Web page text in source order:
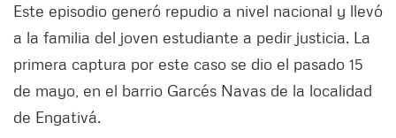
Este episodio generó repudio a nivel nacional y llevó
a la familia del joven estudiante a pedir justicia. La
primera captura por este caso se dio el pasado 15
de mayo, en el barrio Garcés Navas de la localidad
de Engativá.